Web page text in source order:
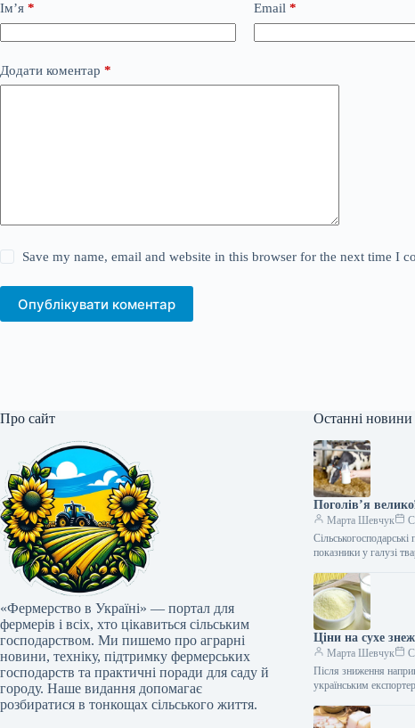
Ім’я * Email *
Додати коментар *
Save my name, email and website in this browser for the next time I
Опублікувати коментар
Про сайт
«Фермерство в Україні» — портал для
фермерів і всіх, хто цікавиться сільським
господарством. Ми пишемо про аграрні
новини, техніку, підтримку фермерських
господарств та практичні поради для саду й
городу. Наше видання допомагає
розбиратися в тонкощах сільського життя.
Останні новини
Поголів’я
Марта Шевчук
показники у галузі
Ціни на сухе
Марта Шевчук
Після зниження
українським